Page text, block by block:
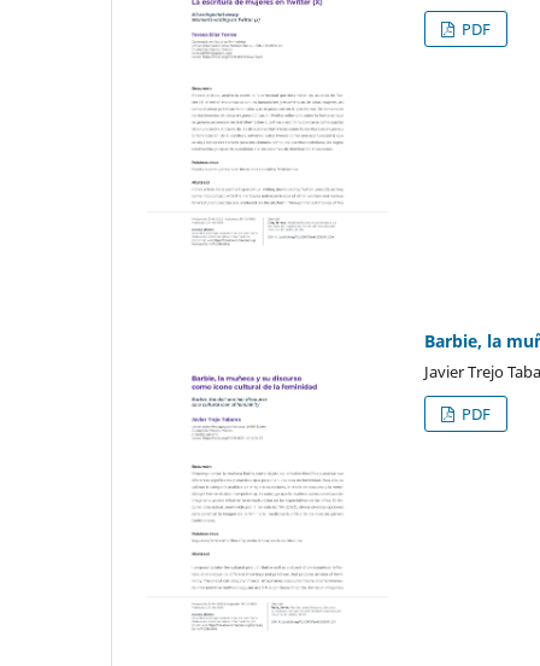
PDF
Barbie, la
Javier Trejo
PDF